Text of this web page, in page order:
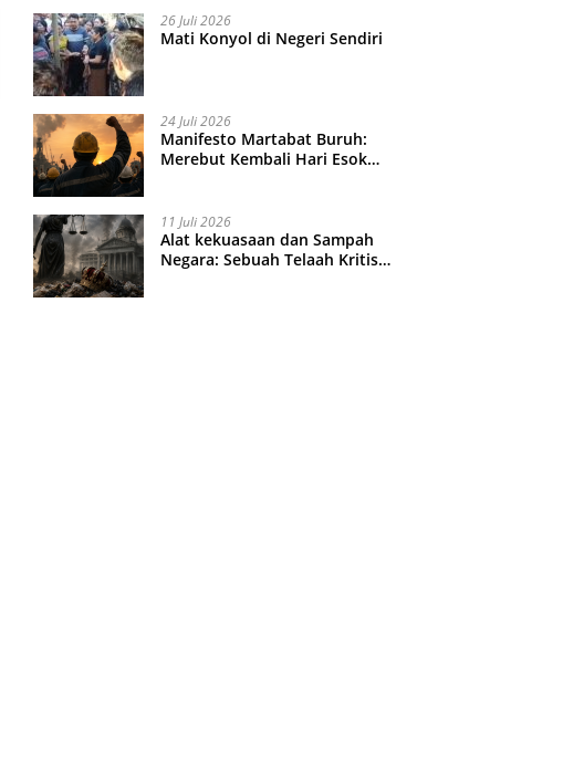
26 Juli 2026
Mati Konyol di Negeri Sendiri
24 Juli 2026
Manifesto Martabat Buruh:
Merebut Kembali Hari Esok
11 Juli 2026
Alat kekuasaan dan Sampah
Negara: Sebuah Telaah Kritis